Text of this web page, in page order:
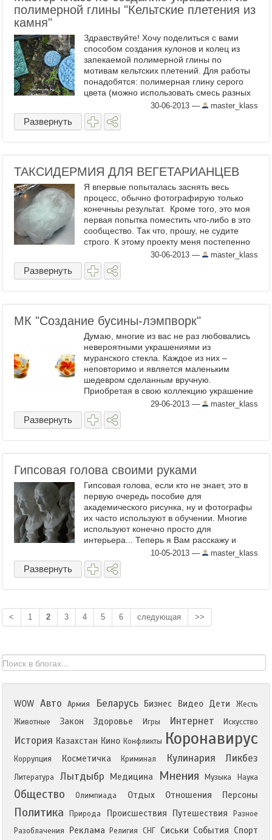
полимерной глины "Кельтские плетения из
камня"
Здравствуйте! Хочу поделиться с вами
способом создания кулонов и колец из
запекаемой полимерной глины по
мотивам кельтских плетений. Для работы
понадобятся: полимерная глину серого
цвета (можно использовать смесь разных
оттенков серого и не смешивать цвета до
однородности); ...
30-06-2013 — master_klass
Развернуть
ТАКСИДЕРМИЯ ДЛЯ ВЕГЕТАРИАНЦЕВ
Я впервые попыталась заснять весь
процесс, обычно фотографирую только
конечныы результат. Кроме того, это моя
первая попытка поместить что-либо в это
сообщество. Так что, прошу, не судите
строго. К этому проекту меня постепенно
привело несколько событий. Первое, я
увидела головы ...
30-06-2013 — master_klass
Развернуть
МК "Создание бусины-лэмпворк"
Думаю, многие из вас не раз любовались
невероятными украшениями из
муранского стекла. Каждое из них –
неповторимо и является маленьким
шедевром сделанным вручную.
Приобретая в свою коллекцию украшение
из авторского стекла, Вы становитесь
обладателем уникальной вещи,
заключающей частицу ...
29-06-2013 — master_klass
Развернуть
Гипсовая голова своими руками
Гипсовая голова, если кто не знает, это в
первую очередь пособие для
академического рисунка, ну и фотографы
их часто используют в обучении. Многие
используют конечно просто для
интерьера... Теперь я Вам расскажу и
покажу как они рождаются... Многие люди
думают, что их лепят из ...
10-05-2013 — master_klass
Развернуть
< 1 2 3 4 5 6 следующая >>
WOW Авто Армия Беларусь Бизнес Видео Дети
Жесть
Животные
Закон Здоровье Игры Интернет Искусство
История Казахстан Кино Конфликты Коронавирус
Коррупция Косметичка Криминал Кулинария Ликбез
Литература Лытдыбр Медицина Мнения Музыка Наука
Общество Олимпиада Отдых Отношения Персоны
Политика Природа Происшествия Путешествия
Разное
Разоблачения
Реклама Религия СНГ Сиськи События Спорт